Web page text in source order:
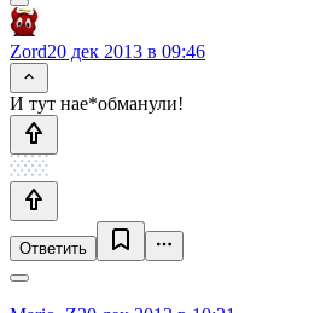
Zord20 дек 2013 в 09:46
И тут нае*обманули!
Ответить